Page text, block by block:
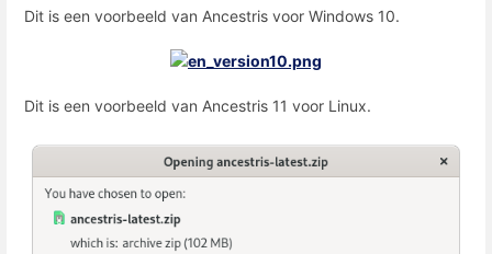
Dit is een voorbeeld van Ancestris voor Windows 10.
Dit is een voorbeeld van Ancestris 11 voor Linux.